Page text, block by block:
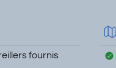
fournis